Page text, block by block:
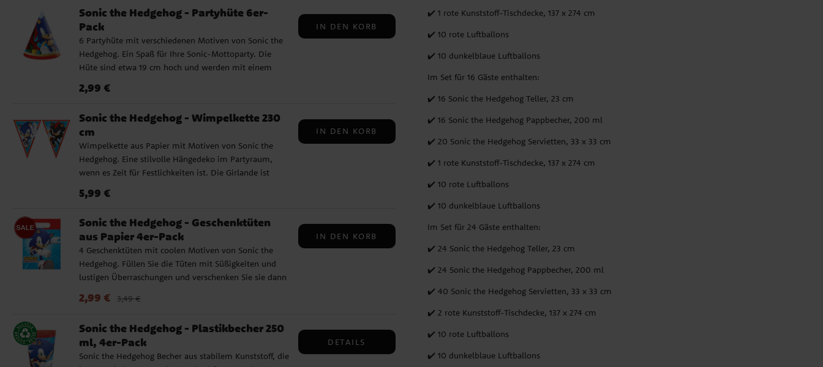
Fett 32,3 g (davon gesättigte Fettsäuren 19,4 g),
Kohlenhydrate 58 g (davon Zucker 57,5 g), Eiweiß 5,7 g,
Salz 0,20 g.
Sonic the Hedgehog - Partyhüte 6er-
Pack
6 Partyhüte mit verschiedenen Motiven von Sonic the
Hedgehog. Ein Spaß für Ihre Sonic-Mottoparty. Die
Hüte sind etwa 19 cm hoch und werden mit einem
Preis: 2,99 €
2,99 €
IN DEN KORB
Sonic the Hedgehog - Wimpelkette 230
cm
Wimpelkette aus Papier mit Motiven von Sonic the
Hedgehog. Eine stilvolle Hängedeko im Partyraum,
wenn es Zeit für Festlichkeiten ist. Die Girlande ist
cm hoch.
Preis: 5,99 €
5,99 €
IN DEN KORB
Sonic the Hedgehog - Geschenktüten
aus Papier 4er-Pack
4 Geschenktüten mit coolen Motiven von Sonic the
Hedgehog. Füllen Sie die Tüten mit Süßigkeiten und
lustigen Überraschungen und verschenken Sie sie dann
aus FSC-zertifiziertem Papier und sind etwa 22 x 13 cm
Aktueller Preis:
2,99 € 3,49 €
IN DEN KORB
Sonic the Hedgehog - Plastikbecher 250
ml, 4er-Pack
Sonic the Hedgehog Becher aus stabilem Kunststoff, die
DETAILS
✔️ 1 rote Kunststoff-Tischdecke, 137 x 274 cm
✔️ 10 rote Luftballons
✔️ 10 dunkelblaue Luftballons
Im Set für 16 Gäste enthalten:
✔️ 16 Sonic the Hedgehog Teller, 23 cm
✔️ 16 Sonic the Hedgehog Pappbecher, 200 ml
✔️ 20 Sonic the Hedgehog Servietten, 33 x 33 cm
✔️ 1 rote Kunststoff-Tischdecke, 137 x 274 cm
✔️ 10 rote Luftballons
✔️ 10 dunkelblaue Luftballons
Im Set für 24 Gäste enthalten:
✔️ 24 Sonic the Hedgehog Teller, 23 cm
✔️ 24 Sonic the Hedgehog Pappbecher, 200 ml
✔️ 40 Sonic the Hedgehog Servietten, 33 x 33 cm
✔️ 2 rote Kunststoff-Tischdecke, 137 x 274 cm
✔️ 10 rote Luftballons
✔️ 10 dunkelblaue Luftballons